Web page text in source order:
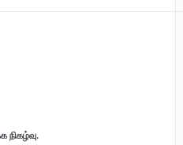
நிகழ்வு.